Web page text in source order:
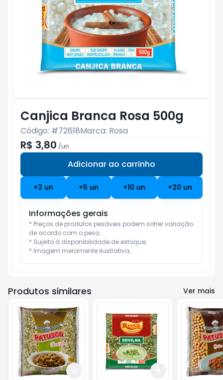
Canjica Branca Rosa 500g
Código: #72618Marca: Rosa
R$ 3,80 /un
Adicionar ao carrinho
+3 un +5 un +10 un +20 un
Informações gerais
* Preços de produtos pesáveis podem sofrer variação
de acordo com o peso;
* Sujeito à disponibilidade de estoque;
* Imagem meramente ilustrativa;
Produtos similares Ver mais
5 +10
Add +5 +10
Add